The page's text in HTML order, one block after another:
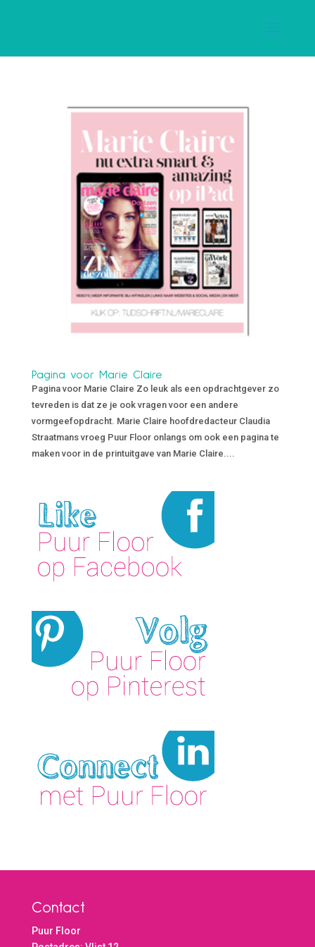
Pagina voor Marie Claire
Pagina voor Marie Claire Zo leuk als een opdrachtgever zo
tevreden is dat ze je ook vragen voor een andere
vormgeefopdracht. Marie Claire hoofdredacteur Claudia
Straatmans vroeg Puur Floor onlangs om ook een pagina te
maken voor in de printuitgave van Marie Claire....
Contact
Puur Floor